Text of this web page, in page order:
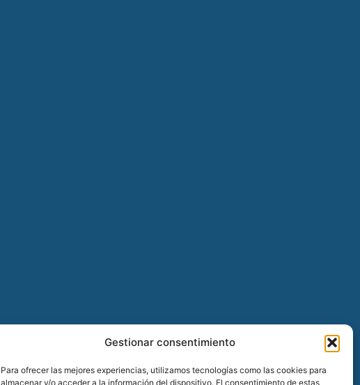
Gestionar consentimiento
Para ofrecer las mejores experiencias, utilizamos tecnologías como las cookies para
almacenar y/o acceder a la información del dispositivo. El consentimiento de estas